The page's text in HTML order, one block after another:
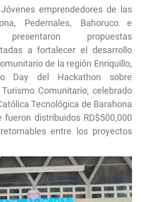
emprendedores de las
Pedernales, Bahoruco e
presentaron propuestas
a fortalecer el desarrollo
de la región Enriquillo,
Day del Hackathon sobre
Comunitario, celebrado
Tecnológica de Barahona
fueron distribuidos RD$500,000
entre los proyectos